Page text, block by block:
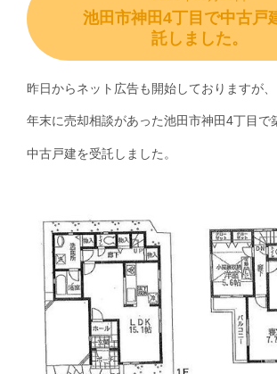
池田市神田4丁目で中古戸
託しました。
昨日からネット広告も開始しておりますが、
年末に売却相談があった池田市神田4丁目で
中古戸建を受託しました。